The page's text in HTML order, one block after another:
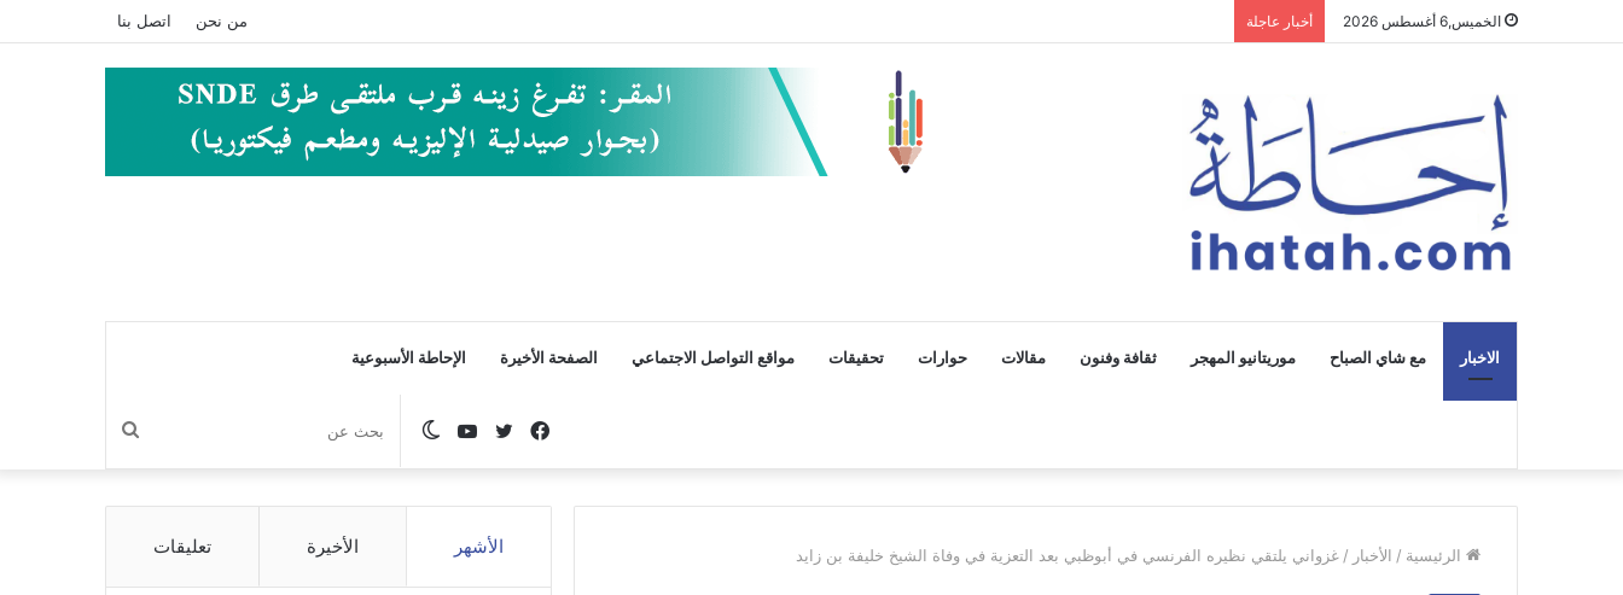
الخميس,6 أغسطس 2026 أخبار عاجلة من نحن اتصل بنا
الاخبار مع شاي الصباح موريتانيو المهجر ثقافة وفنون مقالات حوارات تحقيقات مواقع التواصل الاجتماعي الصفحة الأخيرة الإحاطة الأسبوعية
بحث
عن
الوضع
المظلم
يوتيوبتويتر
فيسبوك
الرئيسية / الأخبار / غزواني يلتقي نظيره الفرنسي في أبوظبي بعد التعزية في وفاة الشيخ خليفة بن زايد الأشهر الأخيرة تعليقات